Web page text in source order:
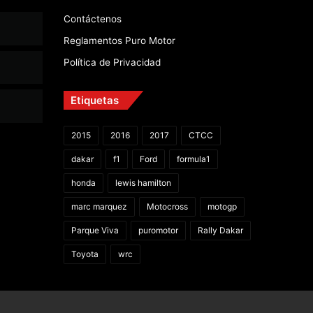
Contáctenos
Reglamentos Puro Motor
Política de Privacidad
Etiquetas
2015 2016 2017 CTCC
dakar f1 Ford formula1
honda lewis hamilton
marc marquez Motocross motogp
Parque Viva puromotor Rally Dakar
Toyota wrc